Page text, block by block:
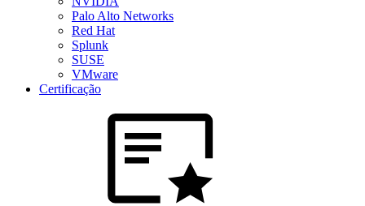
Palo Alto Networks
Red Hat
Splunk
SUSE
VMware
Certificação